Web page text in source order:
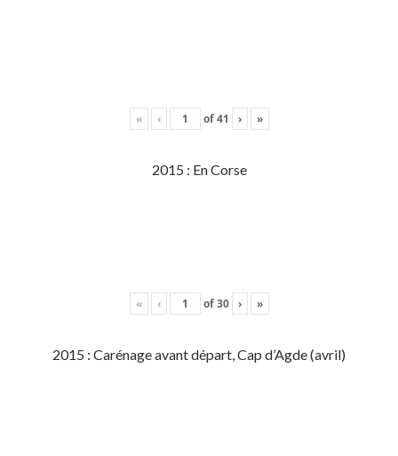
« ‹ of41 › »
2015 : En Corse
« ‹ of30 › »
2015 : Carénage avant départ, Cap d’Agde (avril)